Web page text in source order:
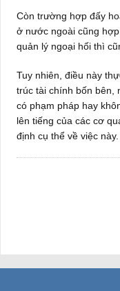
Còn trường hợp đấy
ở nước ngoài cũng
quản lý ngoại hối thì
Tuy nhiên, điều này
trúc tài chính bốn bên,
có phạm pháp hay
lên tiếng của các cơ
định cụ thể về việc này.